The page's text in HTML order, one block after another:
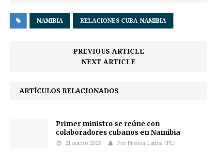
NAMIBIA RELACIONES CUBA-NAMIBIA
PREVIOUS ARTICLE
NEXT ARTICLE
ARTÍCULOS RELACIONADOS
Primer ministro se reúne con
colaboradores cubanos en Namibia
21 marzo 2025 Por Prensa Latina (PL)